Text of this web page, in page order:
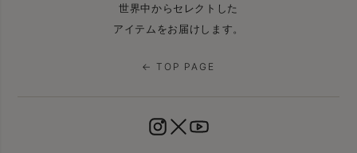
世界中からセレクトした
アイテムをお届けします。
← TOP PAGE